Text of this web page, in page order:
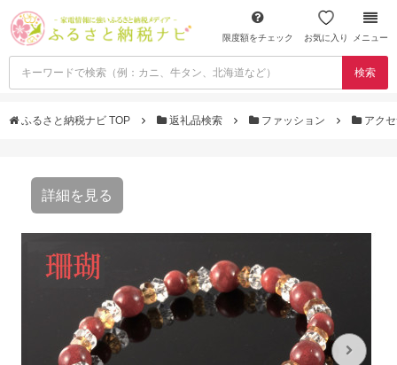
限度額をチェック お気に入り メニュー
検索
ふるさと納税ナビ TOP 返礼品検索 ファッション アク
詳細を見る